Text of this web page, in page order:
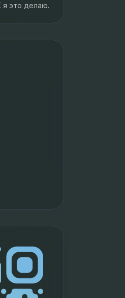
я это делаю.